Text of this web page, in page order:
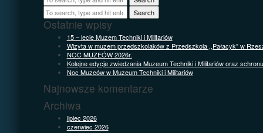
Search
Ostatnie wpisy
15 – lecie Muzem Techniki i Militariów
Wizyta w muzem przedszkolaków z Przedszkola ,,Pałacyk” w
NOC MUZEÓW 2026r.
Kolejne edycje zwiedzania Muzeum Techniki i Militariów oraz
Noc Muzeów w Muzeum Techniki i Militariów
Najnowsze komentarze
Archiwa
lipiec 2026
czerwiec 2026